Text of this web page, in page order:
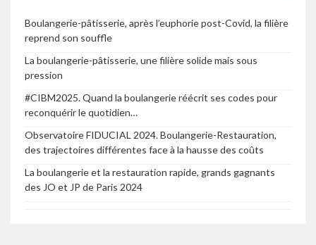
Boulangerie-pâtisserie, après l’euphorie post-Covid, la filière
reprend son souffle
La boulangerie-pâtisserie, une filière solide mais sous
pression
#CIBM2025. Quand la boulangerie réécrit ses codes pour
reconquérir le quotidien…
Observatoire FIDUCIAL 2024. Boulangerie-Restauration,
des trajectoires différentes face à la hausse des coûts
La boulangerie et la restauration rapide, grands gagnants
des JO et JP de Paris 2024